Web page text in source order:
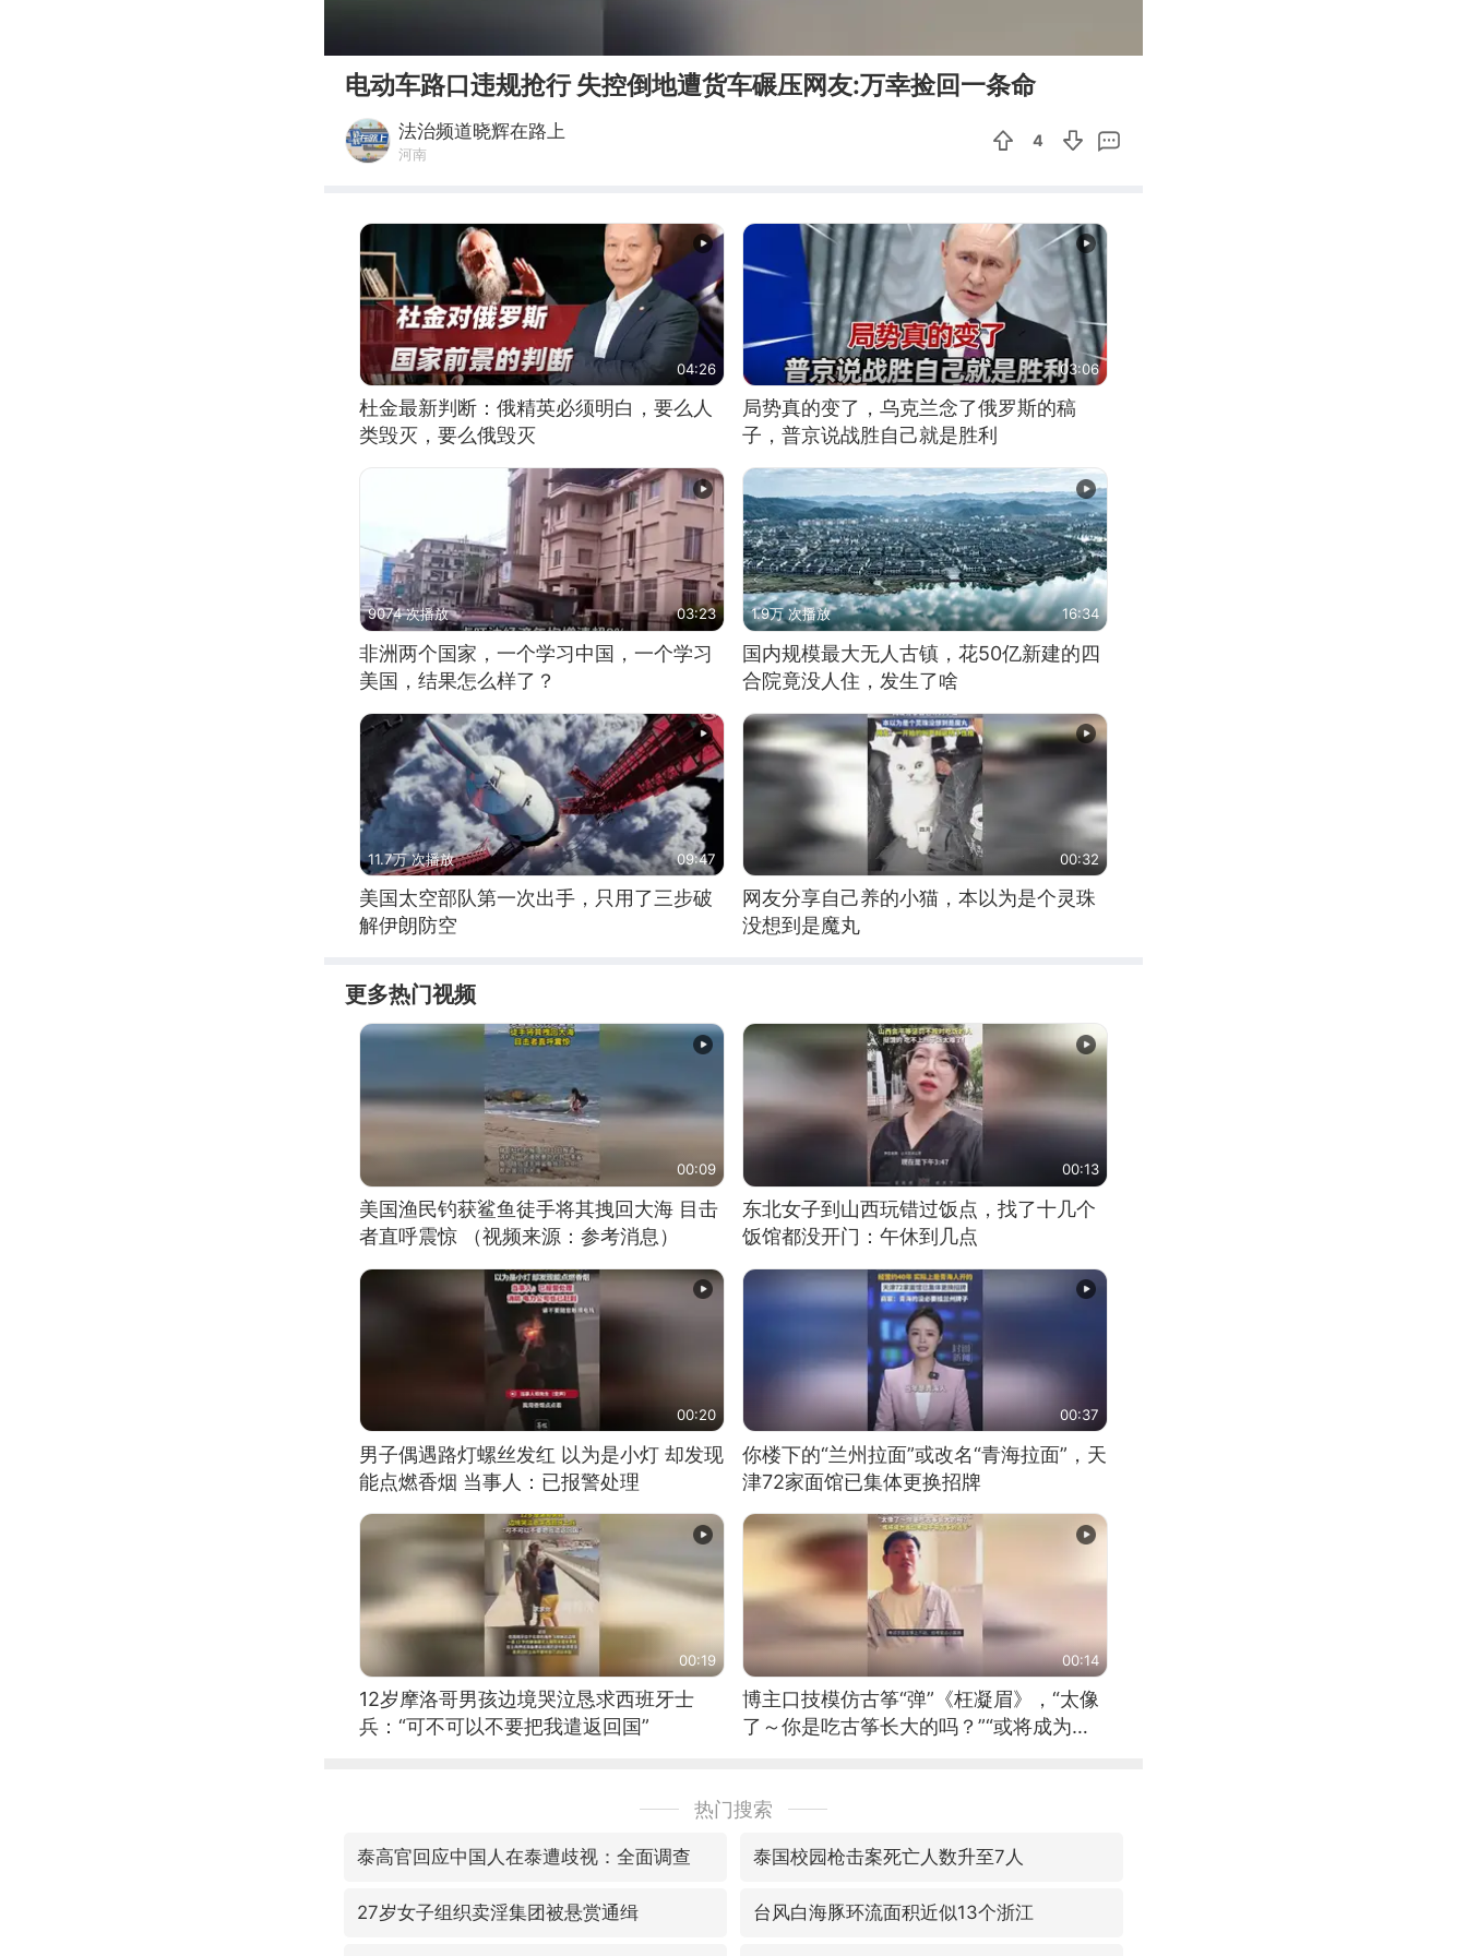
电动车路口违规抢行 失控倒地遭货车碾压网友:万幸捡回一条命
法治频道晓辉在路上
河南
4
04:26
杜金最新判断：俄精英必须明白，要么人
类毁灭，要么俄毁灭
03:06
局势真的变了，乌克兰念了俄罗斯的稿
子，普京说战胜自己就是胜利
9074 次播放 03:23
非洲两个国家，一个学习中国，一个学习
美国，结果怎么样了？
1.9万 次播放 16:34
国内规模最大无人古镇，花50亿新建的四
合院竟没人住，发生了啥
11.7万 次播放 09:47
美国太空部队第一次出手，只用了三步破
解伊朗防空
00:32
网友分享自己养的小猫，本以为是个灵珠
没想到是魔丸
更多热门视频
00:09
美国渔民钓获鲨鱼徒手将其拽回大海 目击
者直呼震惊 （视频来源：参考消息）
00:13
东北女子到山西玩错过饭点，找了十几个
饭馆都没开门：午休到几点
00:20
男子偶遇路灯螺丝发红 以为是小灯 却发现
能点燃香烟 当事人：已报警处理
00:37
你楼下的“兰州拉面”或改名“青海拉面”，天
津72家面馆已集体更换招牌
00:19
12岁摩洛哥男孩边境哭泣恳求西班牙士
兵：“可不可以不要把我遣返回国”
00:14
博主口技模仿古筝“弹”《枉凝眉》，“太像
了～你是吃古筝长大的吗？”“或将成为首
热门搜索
泰高官回应中国人在泰遭歧视：全面调查 泰国校园枪击案死亡人数升至7人
27岁女子组织卖淫集团被悬赏通缉 台风白海豚环流面积近似13个浙江